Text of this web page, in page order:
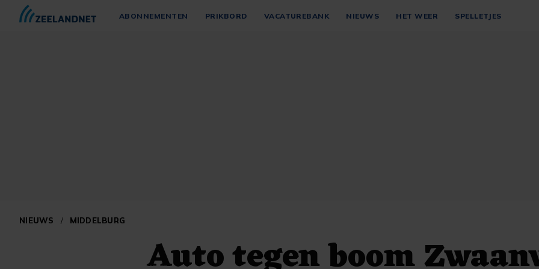
ABONNEMENTEN PRIKBORD VACATUREBANK NIEUWS HET WEER SPELLETJES
NIEUWS / MIDDELBURG